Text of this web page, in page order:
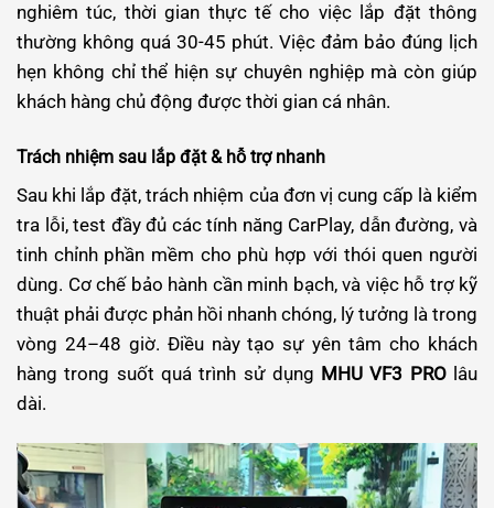
nghiêm túc, thời gian thực tế cho việc lắp đặt thông
thường không quá 30-45 phút. Việc đảm bảo đúng lịch
hẹn không chỉ thể hiện sự chuyên nghiệp mà còn giúp
khách hàng chủ động được thời gian cá nhân.
Trách nhiệm sau lắp đặt & hỗ trợ nhanh
Sau khi lắp đặt, trách nhiệm của đơn vị cung cấp là kiểm
tra lỗi, test đầy đủ các tính năng CarPlay, dẫn đường, và
tinh chỉnh phần mềm cho phù hợp với thói quen người
dùng. Cơ chế bảo hành cần minh bạch, và việc hỗ trợ kỹ
thuật phải được phản hồi nhanh chóng, lý tưởng là trong
vòng 24–48 giờ. Điều này tạo sự yên tâm cho khách
hàng trong suốt quá trình sử dụng MHU VF3 PROlâu
dài.